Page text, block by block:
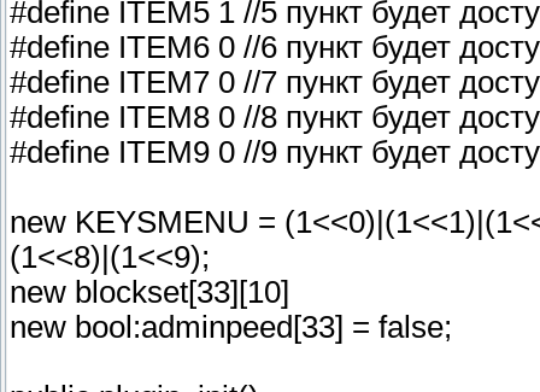
#define ITEM5 1 //5 пункт будет
#define ITEM6 0 //6 пункт будет
#define ITEM7 0 //7 пункт будет
#define ITEM8 0 //8 пункт будет
#define ITEM9 0 //9 пункт будет
new KEYSMENU =
(1<<8)|(1<<9);
new blockset[33][10]
new bool:adminpeed[33] = false;